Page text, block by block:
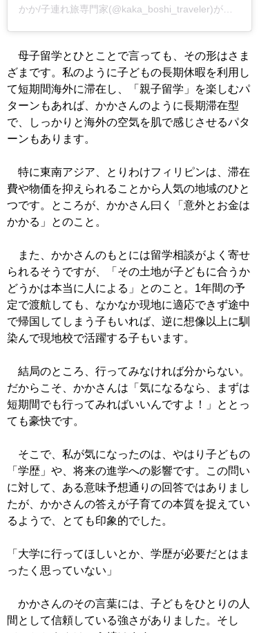
母子留学とひとことで言っても、その形はさま
ざまです。私のように子どもの長期休暇を利用し
て短期間海外に滞在し、「親子留学」を楽しむパ
ターンもあれば、かかさんのように長期滞在型
で、しっかりと海外の空気を肌で感じさせるパタ
ーンもあります。
特に東南アジア、とりわけフィリピンは、滞在
費や物価を抑えられることから人気の地域のひと
つです。ところが、かかさん曰く「意外とお金は
かかる」とのこと。
また、かかさんのもとには留学相談がよく寄せ
られるそうですが、「その土地が子どもに合うか
どうかは本当に人による」とのこと。1年間の予
定で渡航しても、なかなか現地に適応できず途中
で帰国してしまう子もいれば、逆に想像以上に馴
染んで現地校で活躍する子もいます。
結局のところ、行ってみなければ分からない。
だからこそ、かかさんは「気になるなら、まずは
短期間でも行ってみればいいんですよ！」ととっ
ても豪快です。
そこで、私が気になったのは、やはり子どもの
「学歴」や、将来の進学への影響です。この問い
に対して、ある意味予想通りの回答ではありまし
たが、かかさんの答えが子育ての本質を捉えてい
るようで、とても印象的でした。
「大学に行ってほしいとか、学歴が必要だとはま
ったく思っていない」
かかさんのその言葉には、子どもをひとりの人
間として信頼している強さがありました。そし